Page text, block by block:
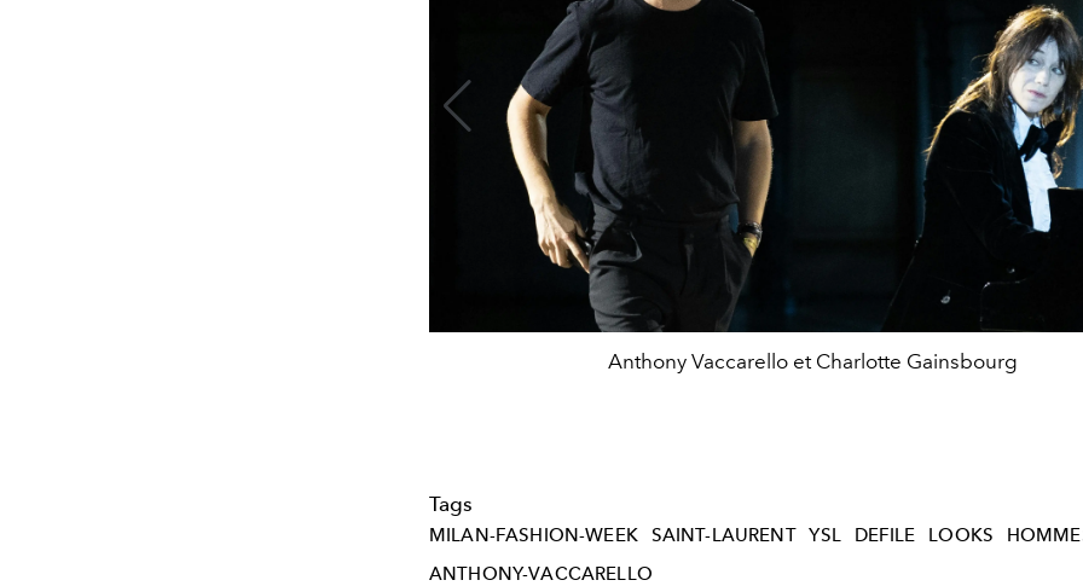
Anthony Vaccarello et Charlotte Gainsbourg
Tags
MILAN-FASHION-WEEK SAINT-LAURENT YSL DEFILE LOOKS
ANTHONY-VACCARELLO